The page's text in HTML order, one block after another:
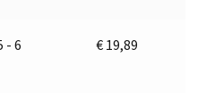
- 6 € 19,89